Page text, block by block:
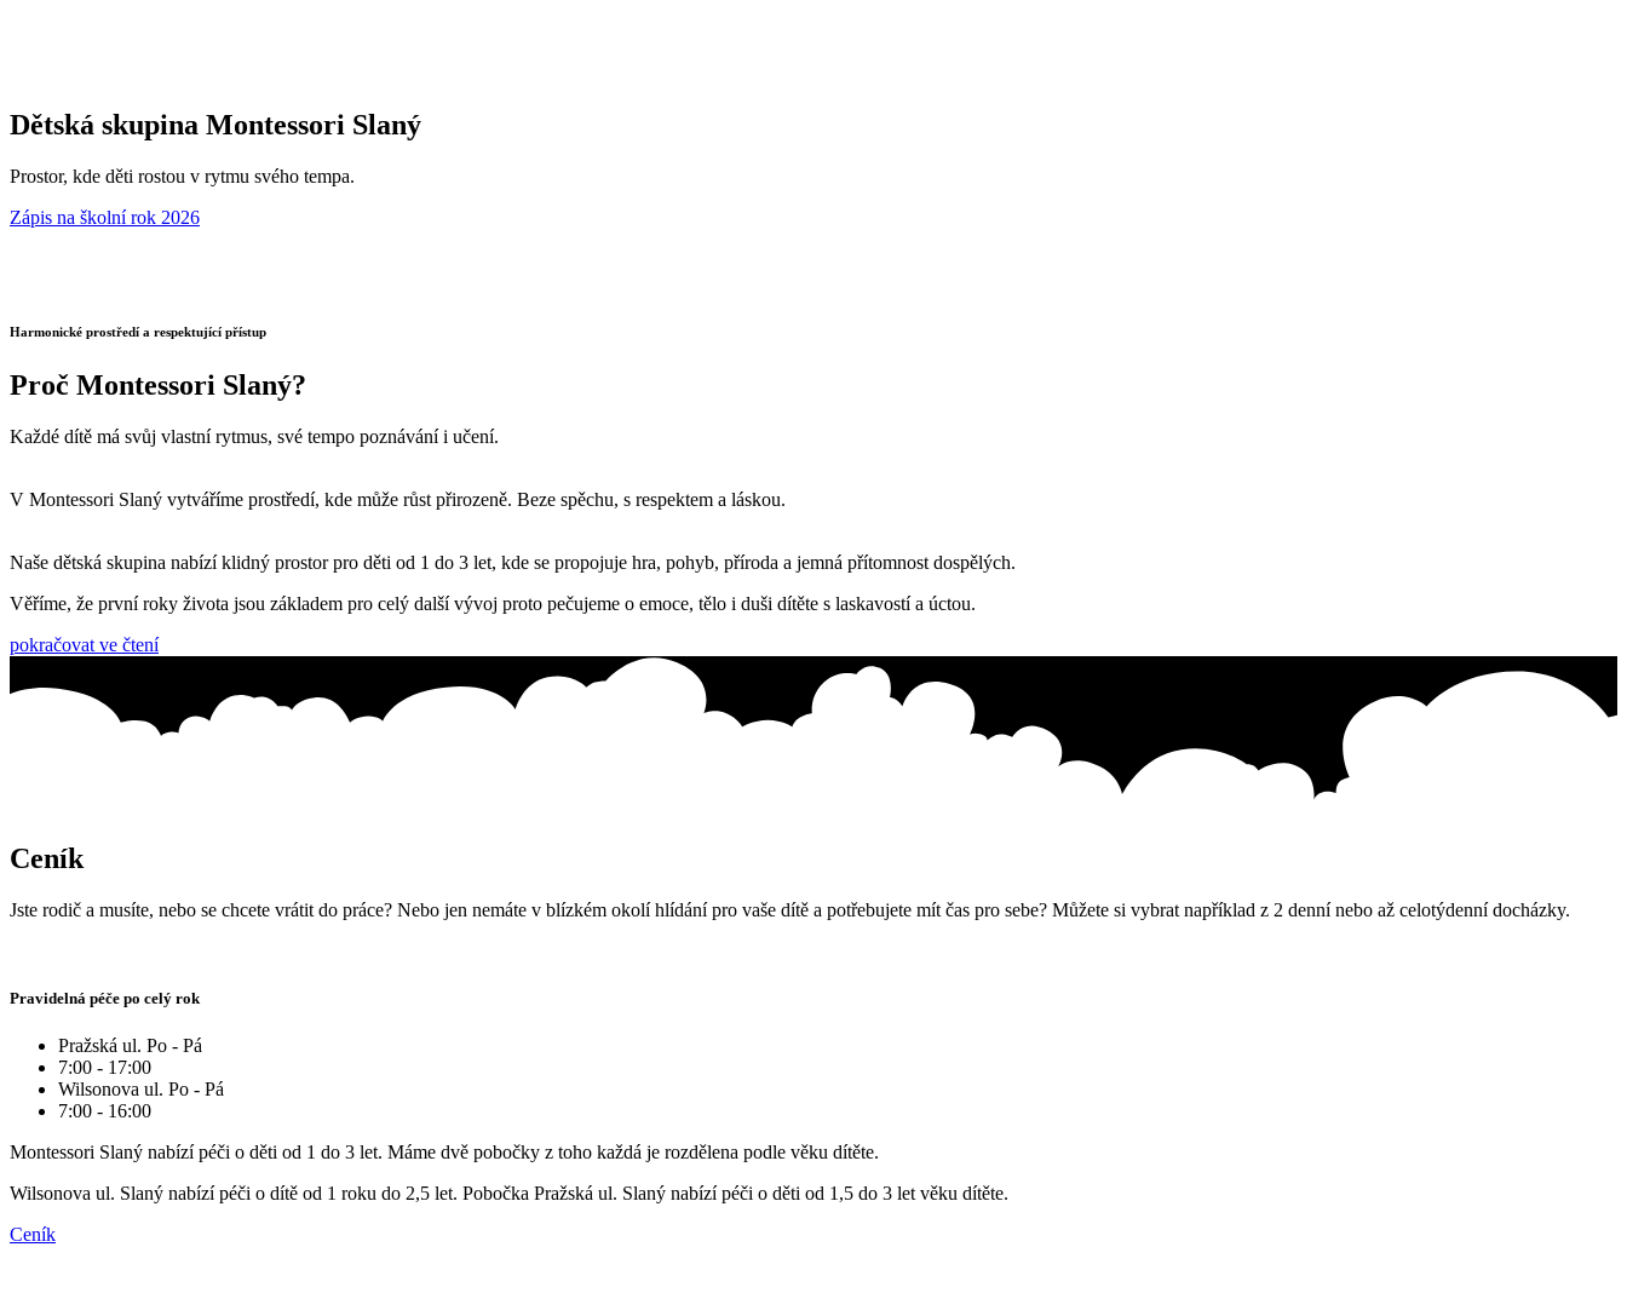
Dětská skupina Montessori Slaný
Prostor, kde děti rostou v rytmu svého tempa.
Zápis na školní rok 2026
Harmonické prostředí a respektující přístup
Proč Montessori Slaný?
Každé dítě má svůj vlastní rytmus, své tempo poznávání i učení.
V Montessori Slaný vytváříme prostředí, kde může růst přirozeně. Beze spěchu, s respektem a láskou.
Naše dětská skupina nabízí klidný prostor pro děti od 1 do 3 let, kde se propojuje hra, pohyb, příroda a jemná přítomnost dospělých.
Věříme, že první roky života jsou základem pro celý další vývoj proto pečujeme o emoce, tělo i duši dítěte s laskavostí a úctou.
pokračovat ve čtení
Ceník
Jste rodič a musíte, nebo se chcete vrátit do práce? Nebo jen nemáte v blízkém okolí hlídání pro vaše dítě a potřebujete mít čas pro sebe? Můžete si vybrat například z 2 denní nebo až celotýdenní docházky.
Pravidelná péče po celý rok
Pražská ul. Po - Pá
7:00 - 17:00
Wilsonova ul. Po - Pá
7:00 - 16:00
Montessori Slaný nabízí péči o děti od 1 do 3 let. Máme dvě pobočky z toho každá je rozdělena podle věku dítěte.
Wilsonova ul. Slaný nabízí péči o dítě od 1 roku do 2,5 let. Pobočka Pražská ul. Slaný nabízí péči o děti od 1,5 do 3 let věku dítěte.
Ceník